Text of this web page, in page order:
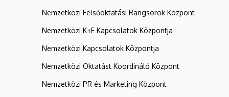
Nemzetközi Felsőoktatási Rangsorok Központ
Nemzetközi K+F Kapcsolatok Központja
Nemzetközi Kapcsolatok Központja
Nemzetközi Oktatást Koordináló Központ
Nemzetközi PR és Marketing Központ